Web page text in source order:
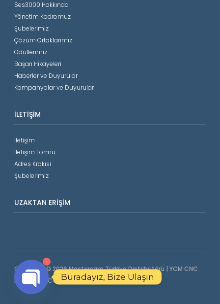
Ses3000 Hakkında
Yönetim Kadromuz
Şubelerimiz
Çözüm Ortaklarımız
Ödüllerimiz
Başarı Hikayeleri
Haberler ve Duyurular
Kampanyalar ve Duyurular
İLETIŞIM
İletişim
İletişim Formu
Adres Krokisi
Şubelerimiz
UZAKTAN ERIŞIM
Copyright © 2026 Mastercam Türkiye Distribütörü | YCM CNC
Makinalar | COORD3 CMM. All Rights Reserved.
Buradayız, Bize Ulaşın
1